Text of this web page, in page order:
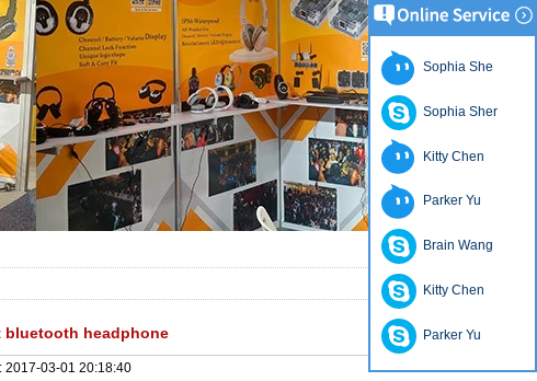
bluetooth headphone
2017-03-01 20:18:40
Sophia She
Sophia Sher
Kitty Chen
Parker Yu
Brain Wang
Kitty Chen
Parker Yu